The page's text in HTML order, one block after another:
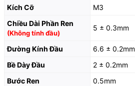
Kích Cỡ
M3
Chiều Dài Phần Ren
(Không tính đầu)
5 ± 0.3mm
Đường Kính Đầu
6.6 ± 0.2mm
Bề Dày Đầu
2 ± 0.2mm
Bước Ren
0.5mm